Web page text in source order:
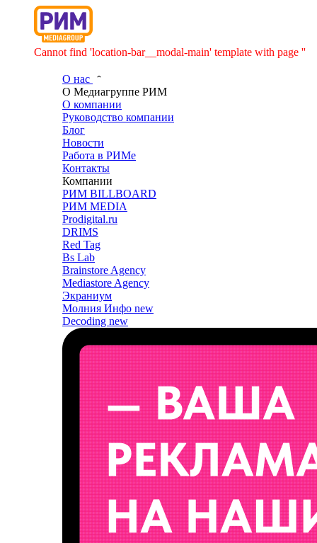
Cannot find 'location-bar__modal-main' template with page ''
О нас
О Медиагруппе РИМ
О компании
Руководство компании
Блог
Новости
Работа в РИМе
Контакты
Компании
РИМ BILLBOARD
РИМ MEDIA
Prodigital.ru
DRIMS
Red Tag
Bs Lab
Brainstore Agency
Mediastore Agency
Экраниум
Молния Инфо new
Decoding new